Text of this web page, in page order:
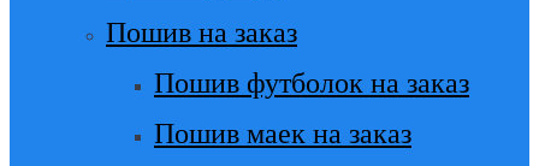
Пошив на заказ
Пошив футболок на заказ
Пошив маек на заказ